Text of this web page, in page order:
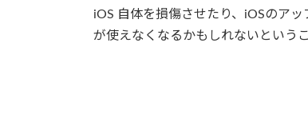
iOS 自体を損傷させたり、iOSのア
が使えなくなるかもしれないというこ